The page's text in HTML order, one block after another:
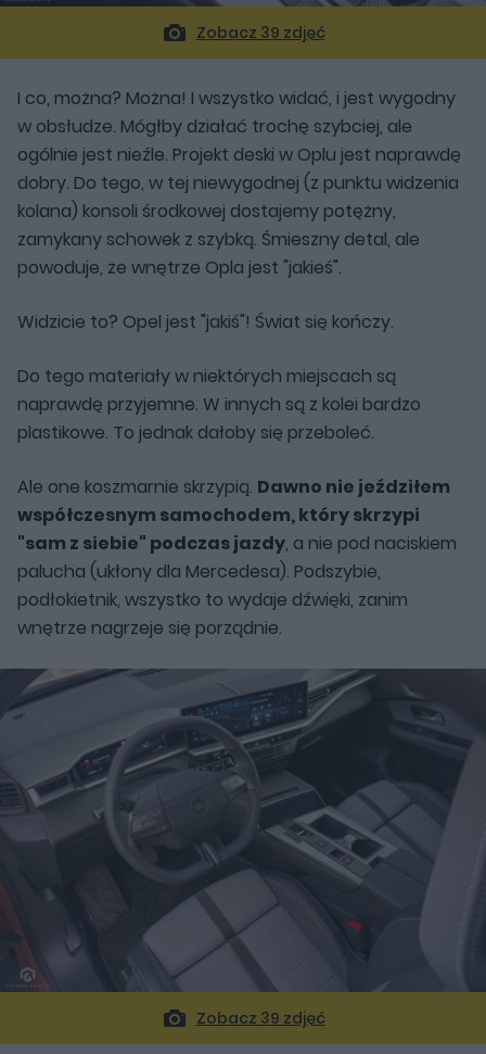
Zobacz 39 zdjęć
I co, można? Można! I wszystko widać, i jest wygodny
w obsłudze. Mógłby działać trochę szybciej, ale
ogólnie jest nieźle. Projekt deski w Oplu jest naprawdę
dobry. Do tego, w tej niewygodnej (z punktu widzenia
kolana) konsoli środkowej dostajemy potężny,
zamykany schowek z szybką. Śmieszny detal, ale
powoduje, że wnętrze Opla jest "jakieś".
Widzicie to? Opel jest "jakiś"! Świat się kończy.
Do tego materiały w niektórych miejscach są
naprawdę przyjemne. W innych są z kolei bardzo
plastikowe. To jednak dałoby się przeboleć.
Ale one koszmarnie skrzypią. Dawno nie jeździłem
współczesnym samochodem, który skrzypi
"sam z siebie" podczas jazdy, a nie pod naciskiem
palucha (ukłony dla Mercedesa). Podszybie,
podłokietnik, wszystko to wydaje dźwięki, zanim
wnętrze nagrzeje się porządnie.
Zobacz 39 zdjęć